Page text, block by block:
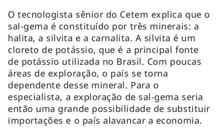
O tecnologista sênior do Cetem explica que o
sal-gema é constituído por três minerais: a
halita, a silvita e a carnalita. A silvita é um
cloreto de potássio, que é a principal fonte
de potássio utilizada no Brasil. Com poucas
áreas de exploração, o país se torna
dependente desse mineral. Para o
especialista, a exploração de sal-gema seria
então uma grande possibilidade de substituir
importações e o país alavancar a economia.